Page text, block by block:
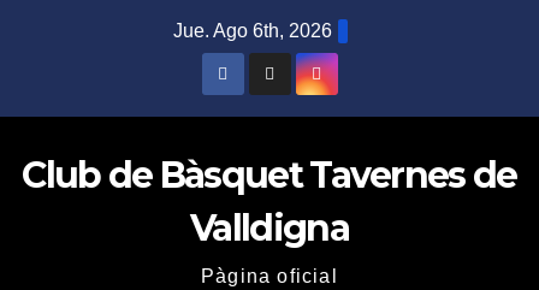
Jue. Ago 6th, 2026
Club de Bàsquet Tavernes de
Valldigna
Pàgina oficial